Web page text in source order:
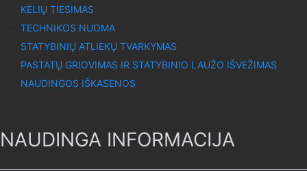
KELIŲ TIESIMAS
TECHNIKOS NUOMA
STATYBINIŲ ATLIEKŲ TVARKYMAS
PASTATŲ GRIOVIMAS IR STATYBINIO LAUŽO IŠVEŽIMAS
NAUDINGOS IŠKASENOS
NAUDINGA INFORMACIJA